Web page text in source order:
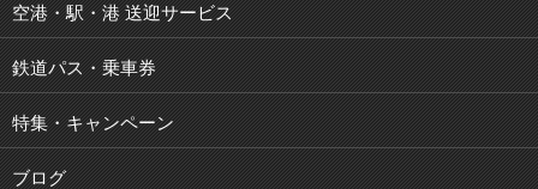
空港・駅・港 送迎サービス
鉄道パス・乗車券
特集・キャンペーン
ブログ